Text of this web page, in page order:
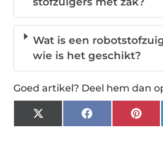
Wat is een
wie is het geschikt?
Goed artikel? Deel hem dan
X
(Twitter)
Facebook